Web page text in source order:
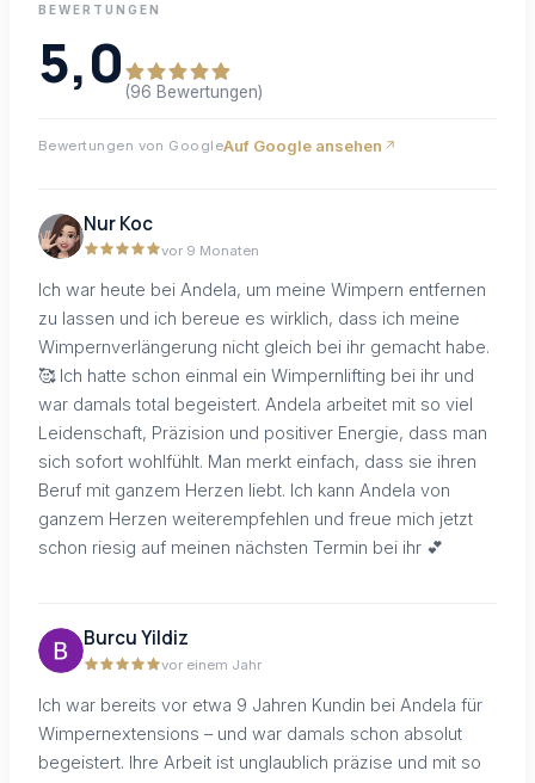
BEWERTUNGEN
5,0 (96 Bewertungen)
Bewertungen von GoogleAuf Google ansehen
Nur Koc
vor 9 Monaten
Ich war heute bei Andela, um meine Wimpern entfernen
zu lassen und ich bereue es wirklich, dass ich meine
Wimpernverlängerung nicht gleich bei ihr gemacht habe.
🥰 Ich hatte schon einmal ein Wimpernlifting bei ihr und
war damals total begeistert. Andela arbeitet mit so viel
Leidenschaft, Präzision und positiver Energie, dass man
sich sofort wohlfühlt. Man merkt einfach, dass sie ihren
Beruf mit ganzem Herzen liebt. Ich kann Andela von
ganzem Herzen weiterempfehlen und freue mich jetzt
schon riesig auf meinen nächsten Termin bei ihr 💕
Burcu Yildiz
vor einem Jahr
Ich war bereits vor etwa 9 Jahren Kundin bei Andela für
Wimpernextensions – und war damals schon absolut
begeistert. Ihre Arbeit ist unglaublich präzise und mit so